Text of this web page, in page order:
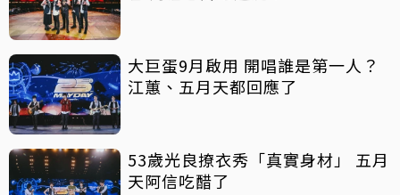
大巨蛋9月啟用 開唱誰是第一人？
江蕙、五月天都回應了
53歲光良撩衣秀「真實身材」 五月
天阿信吃醋了